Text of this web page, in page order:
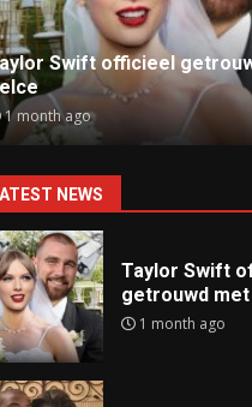
J klaagt Kim Kardashian
9 months ago
NEWS
Taylor Swift
getrouwd
1 month ago